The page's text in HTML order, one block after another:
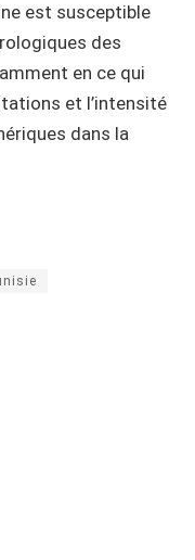
est susceptible
des
en ce qui
et l’intensité
dans la